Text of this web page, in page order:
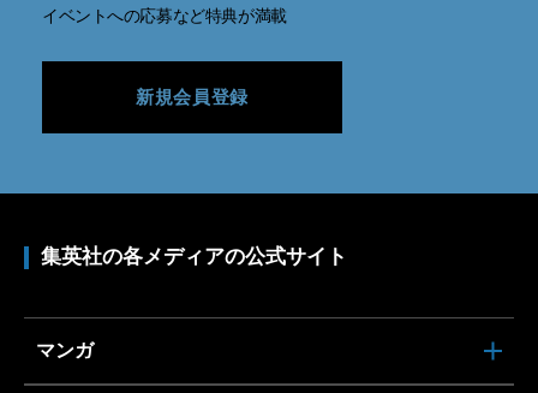
イベントへの応募など特典が満載
新規会員登録
集英社の各メディアの公式サイト
マンガ